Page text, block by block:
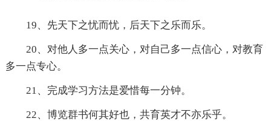
19、先天下之忧而忧，后天下之乐而乐。
20、对他人多一点关心，对自己多一点信心，对教育
多一点专心。
21、完成学习方法是爱惜每一分钟。
22、博览群书何其好也，共育英才不亦乐乎。